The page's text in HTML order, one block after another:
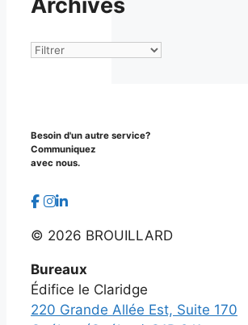
Archives
Besoin d'un autre service?
Communiquez
avec nous.
© 2026 BROUILLARD
Bureaux
Édifice le Claridge
220 Grande Allée Est, Suite 170